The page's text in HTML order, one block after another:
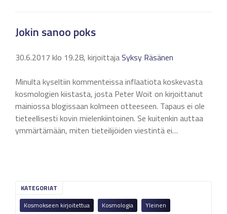
KATEGORIAT
Kosmokseen kirjoitettua
Kosmologia Yleinen
Jokin sanoo poks
30.6.2017 klo 19.28, kirjoittajaSyksy Räsänen
Minulta kyseltiin kommenteissa inflaatiota koskevasta
kosmologien kiistasta, josta Peter Woit on kirjoittanut
mainiossa blogissaan kolmeen otteeseen. Tapaus ei ole
tieteellisesti kovin mielenkiintoinen. Se kuitenkin auttaa
ymmärtämään, miten tieteilijöiden viestintä ei…